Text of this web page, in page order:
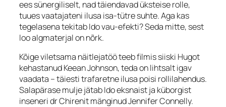
ees sünergiliselt, nad täiendavad üksteise rolle,
tuues vaatajateni ilusa isa-tütre suhte. Aga kas
tegelasena tekitab Ido vau-efekti? Seda mitte, sest
loo algmaterjal on nõrk.
Kõige viletsama näitlejatöö teeb filmis siiski Hugot
kehastanud Keean Johnson, teda on lihtsalt igav
vaadata – täiesti trafaretne ilusa poisi rollilahendus.
Salapärase mulje jätab Ido eksnaist ja küborgist
inseneri dr Chirenit mänginud Jennifer Connelly.